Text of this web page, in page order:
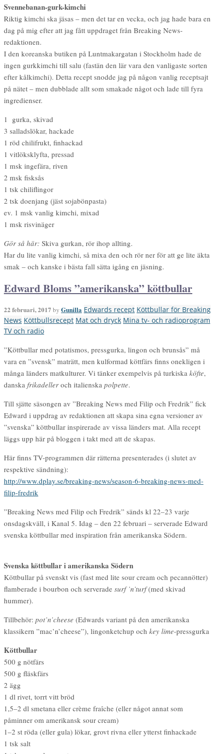
Svennebanan-gurk-kimchi
Riktig kimchi ska jäsas – men det tar en vecka, och jag hade bara en
dag på mig efter att jag fått uppdraget från Breaking News-
redaktionen.
I den koreanska butiken på Luntmakargatan i Stockholm hade de
ingen gurkkimchi till salu (fastän den lär vara den vanligaste sorten
efter kålkimchi). Detta recept snodde jag på någon vanlig receptsajt
på nätet – men dubblade allt som smakade något och lade till fyra
ingredienser.
1 gurka, skivad
3 salladslökar, hackade
1 röd chilifrukt, finhackad
1 vitlöksklyfta, pressad
1 msk ingefära, riven
2 msk fisksås
1 tsk chiliflingor
2 tsk doenjang (jäst sojabönpasta)
ev. 1 msk vanlig kimchi, mixad
1 msk risvinäger
Gör så här: Skiva gurkan, rör ihop allting.
Har du lite vanlig kimchi, så mixa den och rör ner för att ge lite äkta
smak – och kanske i bästa fall sätta igång en jäsning.
Edward Bloms ”amerikanska” köttbullar
22 februari, 2017 by Gunilla Edwards recept Köttbullar för Breaking
News Köttbullsrecept Mat och dryck Mina tv- och radioprogram
TV och radio
”Köttbullar med potatismos, pressgurka, lingon och brunsås” må
vara en ”svensk” maträtt, men kulformad köttfärs finns onekligen i
många länders matkulturer. Vi tänker exempelvis på turkiska köfte,
danska frikadeller och italienska polpette.
Till sjätte säsongen av ”Breaking News med Filip och Fredrik” fick
Edward i uppdrag av redaktionen att skapa sina egna versioner av
”svenska” köttbullar inspirerade av vissa länders mat. Alla recept
läggs upp här på bloggen i takt med att de skapas.
Här finns TV-programmen där rätterna presenterades (i slutet av
respektive sändning):
http://www.dplay.se/breaking-news/season-6-breaking-news-med-
filip-fredrik
”Breaking News med Filip och Fredrik” sänds kl 22–23 varje
onsdagskväll, i Kanal 5. Idag – den 22 februari – serverade Edward
svenska köttbullar med inspiration från amerikanska Södern.
Svenska köttbullar i amerikanska Södern
Köttbullar på svenskt vis (fast med lite sour cream och pecannötter)
flamberade i bourbon och serverade surf ’n’turf(med skivad
hummer).
Tillbehör: pot’n’cheese (Edwards variant på den amerikanska
klassikern ”mac’n’cheese”), lingonketchup och key lime-pressgurka
Köttbullar
500 g nötfärs
500 g fläskfärs
2 ägg
1 dl rivet, torrt vitt bröd
1,5–2 dl smetana eller crème fraîche (eller något annat som
påminner om amerikansk sour cream)
1–2 st röda (eller gula) lökar, grovt rivna eller ytterst finhackade
1 tsk salt